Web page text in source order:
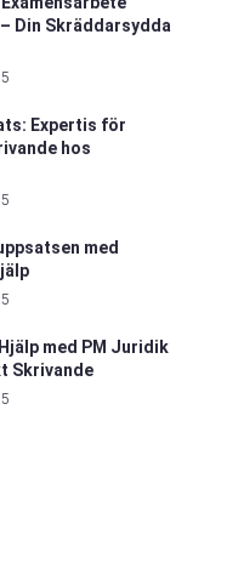
Din Skräddarsydda
Expertis för
hos
med
med PM Juridik
Skrivande